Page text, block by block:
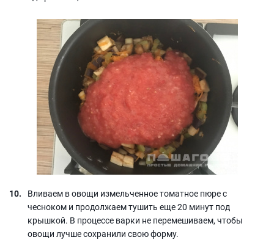
Вливаем в овощи измельченное томатное пюре с
чесноком и продолжаем тушить еще 20 минут под
крышкой. В процессе варки не перемешиваем, чтобы
овощи лучше сохранили свою форму.